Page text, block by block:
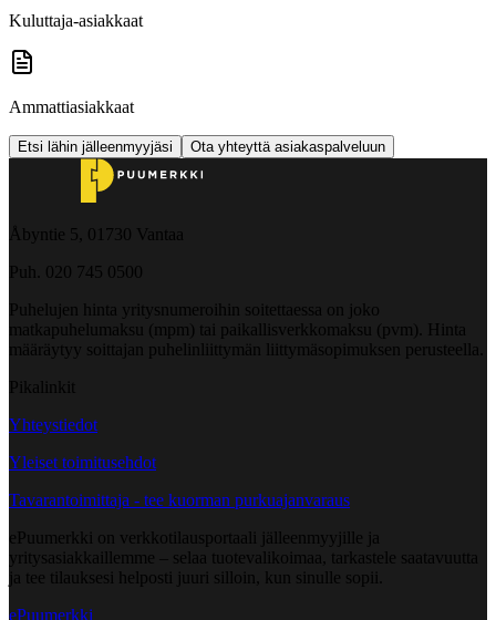
Kuluttaja-asiakkaat
Ammattiasiakkaat
Etsi lähin jälleenmyyjäsi Ota yhteyttä asiakaspalveluun
Åbyntie 5, 01730 Vantaa
Puh. 020 745 0500
Puhelujen hinta yritysnumeroihin soitettaessa on joko
matkapuhelumaksu (mpm) tai paikallisverkkomaksu (pvm). Hinta
määräytyy soittajan puhelinliittymän liittymäsopimuksen perusteella.
Pikalinkit
Yhteystiedot
Yleiset toimitusehdot
Tavarantoimittaja - tee kuorman purkuajanvaraus
ePuumerkki on verkkotilausportaali jälleenmyyjille ja
yritysasiakkaillemme – selaa tuotevalikoimaa, tarkastele saatavuutta
ja tee tilauksesi helposti juuri silloin, kun sinulle sopii.
ePuumerkki